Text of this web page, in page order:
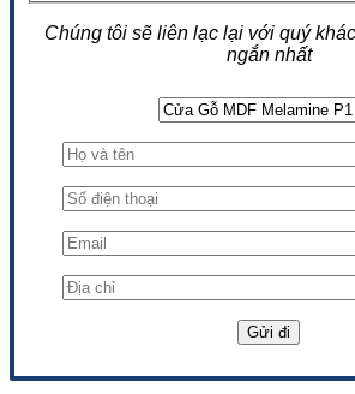
Chúng tôi sẽ liên lạc lại với quý
ngắn nhất